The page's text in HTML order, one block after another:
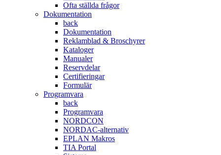
Ofta ställda frågor
Dokumentation
back
Dokumentation
Reklamblad & Broschyrer
Kataloger
Manualer
Reservdelar
Certifieringar
Formulär
Programvara
back
Programvara
NORDCON
NORDAC-alternativ
EPLAN Makros
TIA Portal